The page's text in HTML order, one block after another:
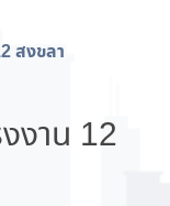
สงขลา
งาน 12